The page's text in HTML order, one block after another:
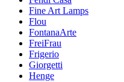
Fine Art Lamps
Flou
FontanaArte
FreiFrau
Frigerio
Giorgetti
Henge